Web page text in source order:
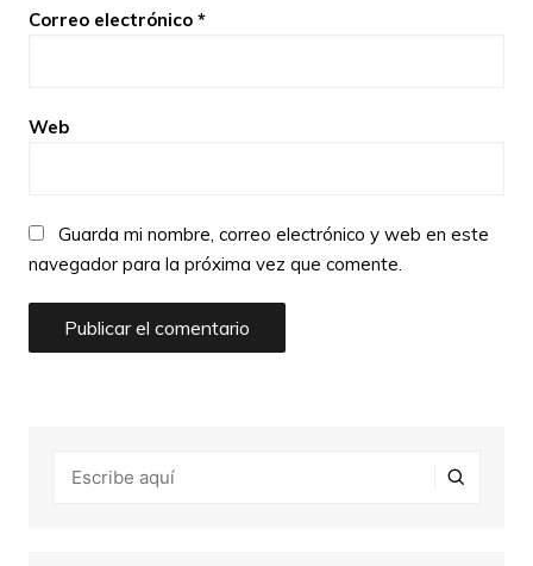
Correo electrónico *
Web
Guarda mi nombre, correo electrónico y web en este
navegador para la próxima vez que comente.